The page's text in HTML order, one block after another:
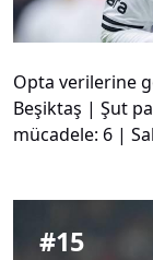
Opta verilerine
Beşiktaş | Şut
mücadele: 6 |
#15